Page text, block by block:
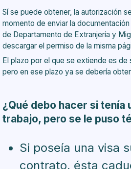
Sí se puede obtener, la autorización
momento de enviar la
de Departamento de Extranjería y
descargar el permiso de la misma
El plazo por el que se extiende es de
pero en ese plazo ya se debería
¿Qué debo hacer si tenía
trabajo, pero se le puso
Si poseía una visa
contrato, ésta